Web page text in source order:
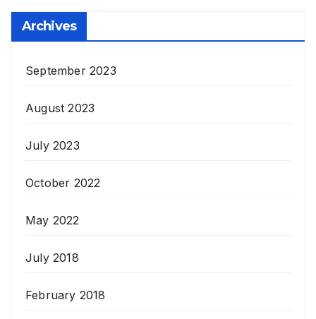
Archives
September 2023
August 2023
July 2023
October 2022
May 2022
July 2018
February 2018